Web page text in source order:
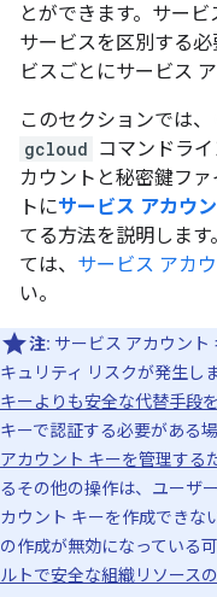
とができます。サービ
サービスを区別する
ビスごとにサービス
このセクションでは
gcloud コマンドラ
カウントと秘密鍵フ
トにサービス アカウ
てる方法を説明しま
ては、 サービス アカ
い。
注: サービス アカウント
キュリティ リスクが発生し
キーよりも安全な代替手段
キーで認証する必要がある
アカウント キーを管理する
るその他の操作は、ユーザ
カウント キーを作成できな
の作成が無効になっている
ルトで安全な組織リソース